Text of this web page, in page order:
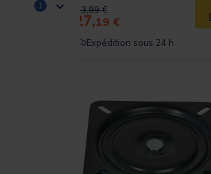
1 Price reduced from
33,99 €to
27,19 €
Expédition sous 24 h